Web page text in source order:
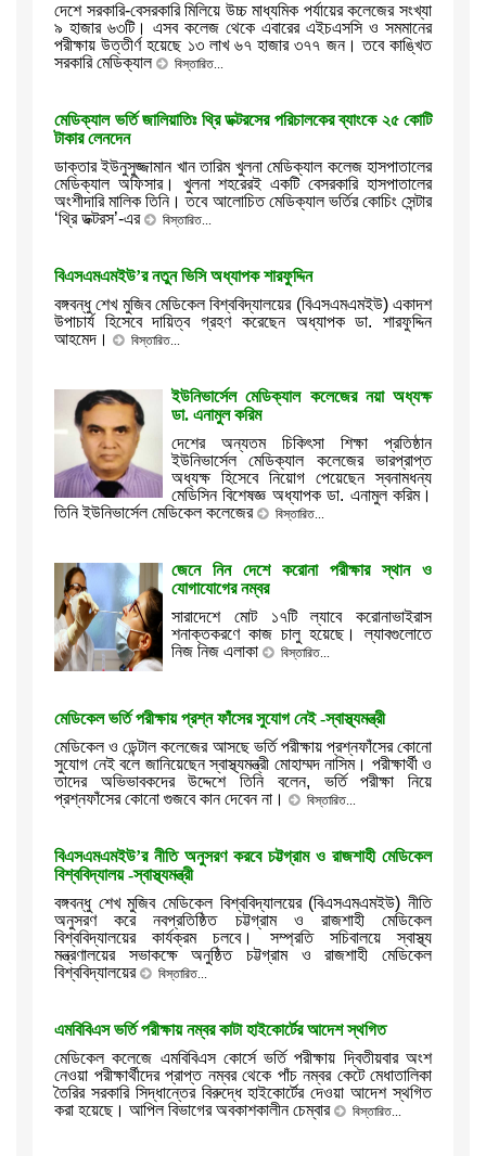
দেশে সরকারি-বেসরকারি মিলিয়ে উচ্চ মাধ্যমিক পর্যায়ের কলেজের সংখ্যা
৯ হাজার ৬৩টি। এসব কলেজ থেকে এবারের এইচএসসি ও সমমানের
পরীক্ষায় উত্তীর্ণ হয়েছে ১৩ লাখ ৬৭ হাজার ৩৭৭ জন। তবে কাঙ্খিত
সরকারি মেডিক্যাল
বিস্তারিত...
মেডিক্যাল ভর্তি জালিয়াতি‍ঃ থ্রি ডক্টরসের পরিচালকের ব্যাংকে ২৫ কোটি
টাকার লেনদেন
ডাক্তার ইউনুসুজ্জামান খান তারিম খুলনা মেডিক্যাল কলেজ হাসপাতালের
মেডিক্যাল অফিসার। খুলনা শহরেরই একটি বেসরকারি হাসপাতালের
অংশীদারি মালিক তিনি। তবে আলোচিত মেডিক্যাল ভর্তির কোচিং সেন্টার
‘থ্রি ডক্টরস’-এর
বিস্তারিত...
বিএসএমএমইউ’র নতুন ভিসি অধ্যাপক শারফুদ্দিন
বঙ্গবন্ধু শেখ মুজিব মেডিকেল বিশ্ববিদ্যালয়ের (বিএসএমএমইউ) একাদশ
উপাচার্য হিসেবে দায়িত্ব গ্রহণ করেছেন অধ্যাপক ডা. শারফুদ্দিন
আহমেদ।
বিস্তারিত...
ইউনিভার্সেল মেডিক্যাল কলেজের নয়া অধ্যক্ষ
ডা. এনামুল করিম
দেশের অন্যতম চিকিৎসা শিক্ষা প্রতিষ্ঠান
ইউনিভার্সেল মেডিক্যাল কলেজের ভারপ্রাপ্ত
অধ্যক্ষ হিসেবে নিয়োগ পেয়েছেন স্বনামধন্য
মেডিসিন বিশেষজ্ঞ অধ্যাপক ডা. এনামুল করিম।
তিনি ইউনিভার্সেল মেডিকেল কলেজের
বিস্তারিত...
জেনে নিন দেশে করোনা পরীক্ষার স্থান ও
যোগাযোগের নম্বর
সারাদেশে মোট ১৭টি ল্যাবে করোনাভাইরাস
শনাক্তকরণে কাজ চালু হয়েছে। ল্যাবগুলোতে
নিজ নিজ এলাকা
বিস্তারিত...
মেডিকেল ভর্তি পরীক্ষায় প্রশ্ন ফাঁসের সুযোগ নেই -স্বাস্থ্যমন্ত্রী
মেডিকেল ও ডেন্টাল কলেজের আসছে ভর্তি পরীক্ষায় প্রশ্নফাঁসের কোনো
সুযোগ নেই বলে জানিয়েছেন স্বাস্থ্যমন্ত্রী মোহাম্মদ নাসিম। পরীক্ষার্থী ও
তাদের অভিভাবকদের উদ্দেশে তিনি বলেন, ভর্তি পরীক্ষা নিয়ে
প্রশ্নফাঁসের কোনো গুজবে কান দেবেন না।
বিস্তারিত...
বিএসএমএমইউ’র নীতি অনুসরণ করবে চট্টগ্রাম ও রাজশাহী মেডিকেল
বিশ্ববিদ্যালয় -স্বাস্থ্যমন্ত্রী
বঙ্গবন্ধু শেখ মুজিব মেডিকেল বিশ্ববিদ্যালয়ের (বিএসএমএমইউ) নীতি
অনুসরণ করে নবপ্রতিষ্ঠিত চট্টগ্রাম ও রাজশাহী মেডিকেল
বিশ্ববিদ্যালয়ের কার্যক্রম চলবে। সম্প্রতি সচিবালয়ে স্বাস্থ্য
মন্ত্রণালয়ের সভাকক্ষে অনুষ্ঠিত চট্টগ্রাম ও রাজশাহী মেডিকেল
বিশ্ববিদ্যালয়ের
বিস্তারিত...
এমবিবিএস ভর্তি পরীক্ষায় নম্বর কাটা হাইকোর্টের আদেশ স্থগিত
মেডিকেল কলেজে এমবিবিএস কোর্সে ভর্তি পরীক্ষায় দ্বিতীয়বার অংশ
নেওয়া পরীক্ষার্থীদের প্রাপ্ত নম্বর থেকে পাঁচ নম্বর কেটে মেধাতালিকা
তৈরির সরকারি সিদ্ধান্তের বিরুদ্ধে হাইকোর্টের দেওয়া আদেশ স্থগিত
করা হয়েছে। আপিল বিভাগের অবকাশকালীন চেম্বার
বিস্তারিত...